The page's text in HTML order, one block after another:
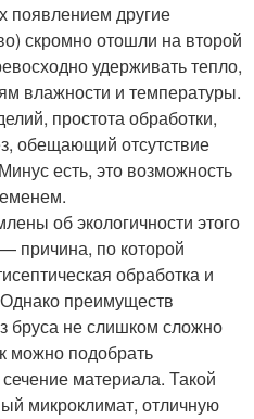
появлением другие
скромно отошли на второй
удерживать тепло,
влажности и температуры.
простота обработки,
обещающий отсутствие
есть, это возможность
об экологичности этого
причина, по которой
обработка и
преимуществ
бруса не слишком сложно
можно подобрать
материала. Такой
микроклимат, отличную